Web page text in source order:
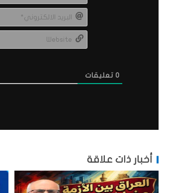
0 تعليقات
أخبار ذات علاقة